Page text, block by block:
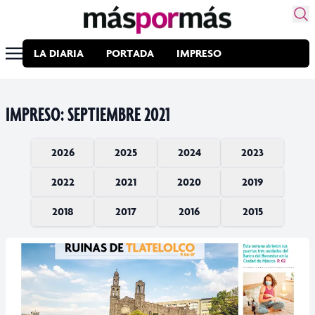
LA DIARIA PORTADA IMPRESO
IMPRESO: SEPTIEMBRE 2021
2026
Enero
2025
Diciembre
Noviembre
Octubre
Septiembre
Agosto
2024
Diciembre
Noviembre
Octubre
Septiembre
Agosto
2023
Diciembre
Noviembre
Octubre
Septiembre
Agosto
2022
Diciembre
Noviembre
Octubre
Septiembre
2021
Diciembre
Noviembre
Octubre
Septiembre
2020
Diciembre
Noviembre
Octubre
Septiembre
2019
Diciembre
Noviembre
Octubre
Septiembre
2018
Diciembre
Noviembre
Octubre
2017
Diciembre
Noviembre
Octubre
2016
Diciembre
Noviembre
Octubre
2015
Diciembre
Noviembre
Octubre